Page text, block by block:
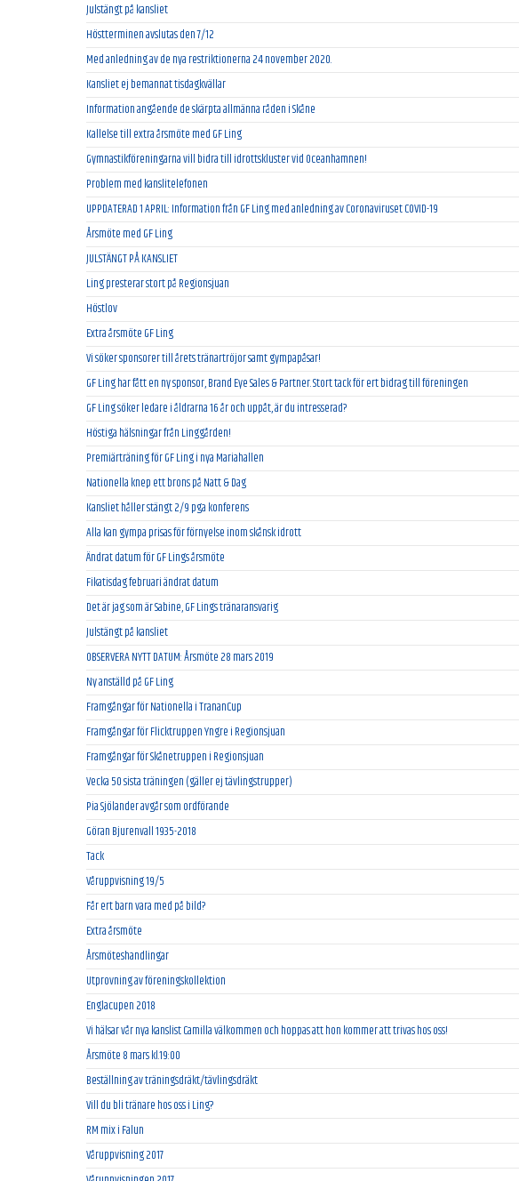
Julstängt på kansliet
Höstterminen avslutas den 7/12
Med anledning av de nya restriktionerna 24 november 2020.
Kansliet ej bemannat tisdagkvällar
Information angående de skärpta allmänna råden i Skåne
Kallelse till extra årsmöte med GF Ling
Gymnastikföreningarna vill bidra till idrottskluster vid Oceanhamnen!
Problem med kanslitelefonen
UPPDATERAD 1 APRIL: Information från GF Ling med anledning av Coronaviruset COVID-19
Årsmöte med GF Ling
JULSTÄNGT PÅ KANSLIET
Ling presterar stort på Regionsjuan
Höstlov
Extra årsmöte GF Ling
Vi söker sponsorer till årets tränartröjor samt gympapåsar!
GF Ling har fått en ny sponsor, Brand Eye Sales & Partner. Stort tack för ert bidrag till föreningen
GF Ling söker ledare i åldrarna 16 år och uppåt, är du intresserad?
Höstiga hälsningar från Linggården!
Premiärträning för GF Ling i nya Mariahallen
Nationella knep ett brons på Natt & Dag
Kansliet håller stängt 2/9 pga konferens
Alla kan gympa prisas för förnyelse inom skånsk idrott
Ändrat datum för GF Lings årsmöte
Fikatisdag februari ändrat datum
Det är jag som är Sabine, GF Lings tränaransvarig
Julstängt på kansliet
OBSERVERA NYTT DATUM: Årsmöte 28 mars 2019
Ny anställd på GF Ling
Framgångar för Nationella i TrananCup
Framgångar för Flicktruppen Yngre i Regionsjuan
Framgångar för Skånetruppen i Regionsjuan
Vecka 50 sista träningen (gäller ej tävlingstrupper)
Pia Sjölander avgår som ordförande
Göran Bjurenvall 1935-2018
Tack
Våruppvisning 19/5
Får ert barn vara med på bild?
Extra årsmöte
Årsmöteshandlingar
Utprovning av föreningskollektion
Englacupen 2018
Vi hälsar vår nya kanslist Camilla välkommen och hoppas att hon kommer att trivas hos oss!
Årsmöte 8 mars kl.19:00
Beställning av träningsdräkt/tävlingsdräkt
Vill du bli tränare hos oss i Ling?
RM mix i Falun
Våruppvisning 2017